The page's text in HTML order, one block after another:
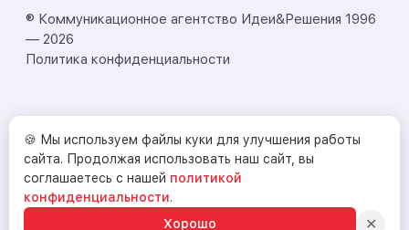
® Коммуникационное агентство Идеи&Решения 1996
— 2026
Политика конфиденциальности
🍪 Мы используем файлы куки для улучшения работы
сайта. Продолжая использовать наш сайт, вы
соглашаетесь с нашей политикой
конфиденциальности.
Хорошо
✕